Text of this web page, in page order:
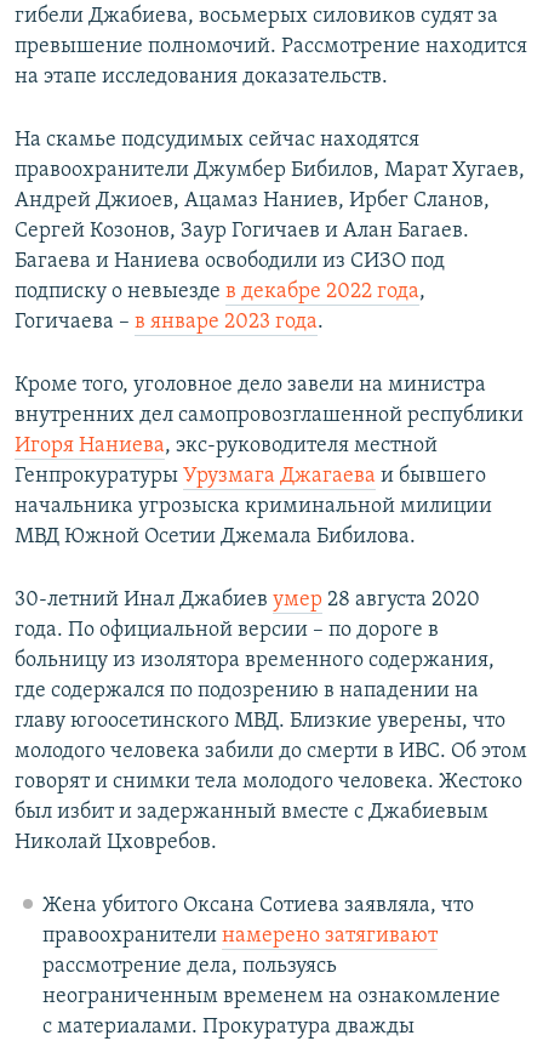
гибели Джабиева, восьмерых силовиков судят за
превышение полномочий. Рассмотрение находится
на этапе исследования доказательств.
На скамье подсудимых сейчас находятся
правоохранители Джумбер Бибилов, Марат Хугаев,
Андрей Джиоев, Ацамаз Наниев, Ирбег Сланов,
Сергей Козонов, Заур Гогичаев и Алан Багаев.
Багаева и Наниева освободили из СИЗО под
подписку о невыезде в декабре 2022 года,
Гогичаева – в январе 2023 года.
Кроме того, уголовное дело завели на министра
внутренних дел самопровозглашенной республики
Игоря Наниева, экс-руководителя местной
Генпрокуратуры Урузмага Джагаева и бывшего
начальника угрозыска криминальной милиции
МВД Южной Осетии Джемала Бибилова.
30-летний Инал Джабиев умер 28 августа 2020
года. По официальной версии – по дороге в
больницу из изолятора временного содержания,
где содержался по подозрению в нападении на
главу югоосетинского МВД. Близкие уверены, что
молодого человека забили до смерти в ИВС. Об этом
говорят и снимки тела молодого человека. Жестоко
был избит и задержанный вместе с Джабиевым
Николай Цховребов.
Жена убитого Оксана Сотиева заявляла, что
правоохранители намерено затягивают
рассмотрение дела, пользуясь
неограниченным временем на ознакомление
с материалами. Прокуратура дважды